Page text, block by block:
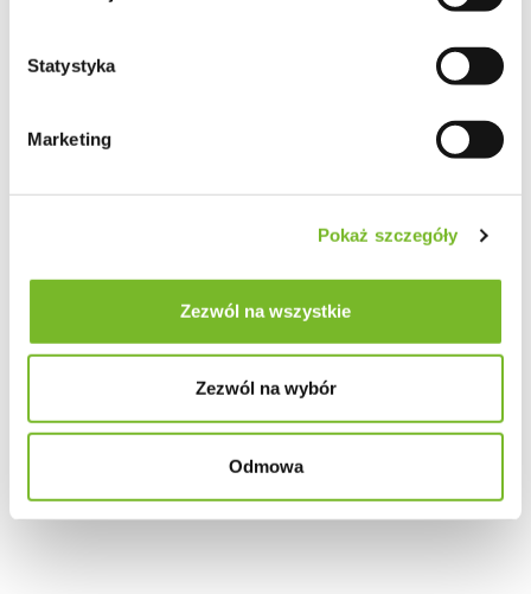
Statystyka
Marketing
Pokaż szczegóły
Zezwól na wszystkie
Zezwól na wybór
Odmowa